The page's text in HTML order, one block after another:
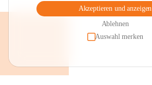
Akzeptieren und anzeigen
Ablehnen
Auswahl merken